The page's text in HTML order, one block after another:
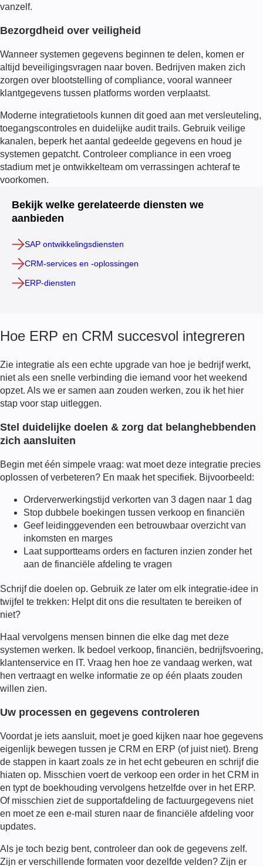
vanzelf.
Bezorgdheid over veiligheid
Wanneer systemen gegevens beginnen te delen, komen er
altijd beveiligingsvragen naar boven. Bedrijven maken zich
zorgen over blootstelling of compliance, vooral wanneer
klantgegevens tussen platforms worden verplaatst.
Moderne integratietools kunnen dit goed aan met versleuteling,
toegangscontroles en duidelijke audit trails. Gebruik veilige
kanalen, beperk het aantal gedeelde gegevens en houd je
systemen gepatcht. Controleer compliance in een vroeg
stadium met je ontwikkelteam om verrassingen achteraf te
voorkomen.
Bekijk welke gerelateerde diensten we
aanbieden
SAP ontwikkelingsdiensten
CRM-services en -oplossingen
ERP-diensten
Hoe ERP en CRM succesvol integreren
Zie integratie als een echte upgrade van hoe je bedrijf werkt,
niet als een snelle verbinding die iemand voor het weekend
opzet. Als we er samen aan zouden werken, zou ik het hier
stap voor stap uitleggen.
Stel duidelijke doelen & zorg dat belanghebbenden
zich aansluiten
Begin met één simpele vraag: wat moet deze integratie precies
oplossen of verbeteren? En maak het specifiek. Bijvoorbeeld:
Orderverwerkingstijd verkorten van 3 dagen naar 1 dag
Stop dubbele boekingen tussen verkoop en financiën
Geef leidinggevenden een betrouwbaar overzicht van
inkomsten en marges
Laat supportteams orders en facturen inzien zonder het
aan de financiële afdeling te vragen
Schrijf die doelen op. Gebruik ze later om elk integratie-idee in
twijfel te trekken: Helpt dit ons die resultaten te bereiken of
niet?
Haal vervolgens mensen binnen die elke dag met deze
systemen werken. Ik bedoel verkoop, financiën, bedrijfsvoering,
klantenservice en IT. Vraag hen hoe ze vandaag werken, wat
hen vertraagt en welke informatie ze op één plaats zouden
willen zien.
Uw processen en gegevens controleren
Voordat je iets aansluit, moet je goed kijken naar hoe gegevens
eigenlijk bewegen tussen je CRM en ERP (of juist niet). Breng
de stappen in kaart zoals ze in het echt gebeuren en schrijf die
hiaten op. Misschien voert de verkoop een order in het CRM in
en typt de boekhouding vervolgens hetzelfde over in het ERP.
Of misschien ziet de supportafdeling de factuurgegevens niet
en moet ze een e-mail sturen naar de financiële afdeling voor
updates.
Als je toch bezig bent, controleer dan ook de gegevens zelf.
Zijn er verschillende formaten voor dezelfde velden? Zijn er